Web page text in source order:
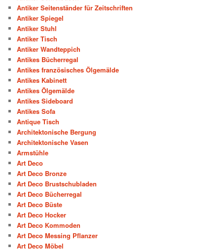
Antiker Seitenständer für Zeitschriften
Antiker Spiegel
Antiker Stuhl
Antiker Tisch
Antiker Wandteppich
Antikes Bücherregal
Antikes französisches Ölgemälde
Antikes Kabinett
Antikes Ölgemälde
Antikes Sideboard
Antikes Sofa
Antique Tisch
Architektonische Bergung
Architektonische Vasen
Armstühle
Art Deco
Art Deco Bronze
Art Deco Brustschubladen
Art Deco Bücherregal
Art Deco Büste
Art Deco Hocker
Art Deco Kommoden
Art Deco Messing Pflanzer
Art Deco Möbel